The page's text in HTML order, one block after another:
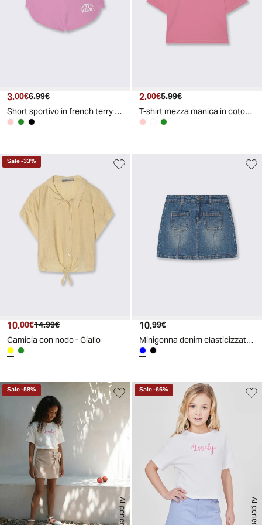
Prezzo attuale
3.00€ Prezzo originale
6.99€
Short sportivo in french terry con stampa - Rosa
Prezzo attuale
2.00€ Prezzo originale
5.99€
T-shirt mezza manica in cotone con ricamo - Rosa big bubble
Sale-33%
Prezzo attuale
10.00€ Prezzo originale
14.99€
Camicia con nodo - Giallo
Prezzo attuale
10.99€
Minigonna denim elasticizzata 5 tasche - Denim
Sale-58% Sale-66%